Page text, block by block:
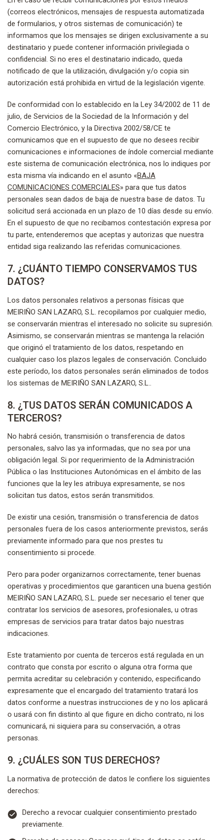
(correos electrónicos, mensajes de respuesta automatizada
de formularios, y otros sistemas de comunicación) te
informamos que los mensajes se dirigen exclusivamente a su
destinatario y puede contener información privilegiada o
confidencial. Si no eres el destinatario indicado, queda
notificado de que la utilización, divulgación y/o copia sin
autorización está prohibida en virtud de la legislación vigente.
De conformidad con lo establecido en la Ley 34/2002 de 11 de
julio, de Servicios de la Sociedad de la Información y del
Comercio Electrónico, y la Directiva 2002/58/CE te
comunicamos que en el supuesto de que no desees recibir
comunicaciones e informaciones de índole comercial mediante
este sistema de comunicación electrónica, nos lo indiques por
esta misma vía indicando en el asunto «BAJA
COMUNICACIONES COMERCIALES» para que tus datos
personales sean dados de baja de nuestra base de datos. Tu
solicitud será accionada en un plazo de 10 días desde su envío.
En el supuesto de que no recibamos contestación expresa por
tu parte, entenderemos que aceptas y autorizas que nuestra
entidad siga realizando las referidas comunicaciones.
7. ¿CUÁNTO TIEMPO CONSERVAMOS TUS
DATOS?
Los datos personales relativos a personas físicas que
MEIRIÑO SAN LAZARO, S.L. recopilamos por cualquier medio,
se conservarán mientras el interesado no solicite su supresión.
Asimismo, se conservarán mientras se mantenga la relación
que originó el tratamiento de los datos, respetando en
cualquier caso los plazos legales de conservación. Concluido
este período, los datos personales serán eliminados de todos
los sistemas de MEIRIÑO SAN LAZARO, S.L..
8. ¿TUS DATOS SERÁN COMUNICADOS A
TERCEROS?
No habrá cesión, transmisión o transferencia de datos
personales, salvo las ya informadas, que no sea por una
obligación legal. Si por requerimiento de la Administración
Pública o las Instituciones Autonómicas en el ámbito de las
funciones que la ley les atribuya expresamente, se nos
solicitan tus datos, estos serán transmitidos.
De existir una cesión, transmisión o transferencia de datos
personales fuera de los casos anteriormente previstos, serás
previamente informado para que nos prestes tu
consentimiento si procede.
Pero para poder organizarnos correctamente, tener buenas
operativas y procedimientos que garanticen una buena gestión
MEIRIÑO SAN LAZARO, S.L. puede ser necesario el tener que
contratar los servicios de asesores, profesionales, u otras
empresas de servicios para tratar datos bajo nuestras
indicaciones.
Este tratamiento por cuenta de terceros está regulada en un
contrato que consta por escrito o alguna otra forma que
permita acreditar su celebración y contenido, especificando
expresamente que el encargado del tratamiento tratará los
datos conforme a nuestras instrucciones de y no los aplicará
o usará con fin distinto al que figure en dicho contrato, ni los
comunicará, ni siquiera para su conservación, a otras
personas.
9. ¿CUÁLES SON TUS DERECHOS?
La normativa de protección de datos le confiere los siguientes
derechos:
Derecho a revocar cualquier consentimiento prestado
previamente.